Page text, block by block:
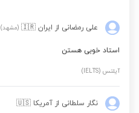
علی رمضانی از ایران 🇮🇷 (مشهد)
استاد خوبی هستن
آیلتس (IELTS)
نگار سلطانی از آمریکا 🇺🇸